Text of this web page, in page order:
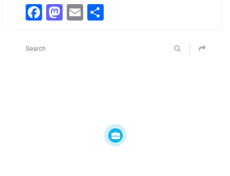
Facebook
Mastodon
Email